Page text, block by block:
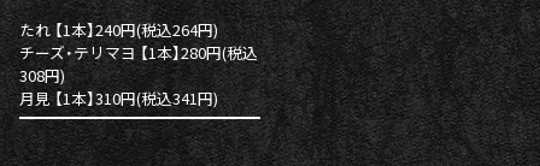
たれ 【1本】240円(税込264円)
チーズ・テリマヨ 【1本】280円(税込
308円)
月見 【1本】310円(税込341円)